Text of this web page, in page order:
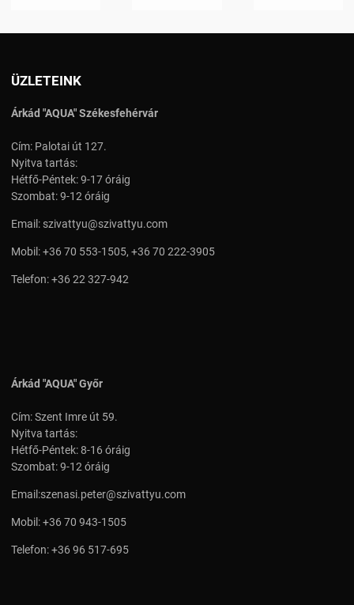
ÜZLETEINK
Árkád "AQUA" Székesfehérvár
Cím: Palotai út 127.
Nyitva tartás:
Hétfő-Péntek: 9-17 óráig
Szombat: 9-12 óráig
Email: szivattyu@szivattyu.com
Mobil:+36 70 553-1505, +36 70 222-3905
Telefon:+36 22 327-942
Árkád "AQUA" Győr
Cím: Szent Imre út 59.
Nyitva tartás:
Hétfő-Péntek: 8-16 óráig
Szombat: 9-12 óráig
Email:szenasi.peter@szivattyu.com
Mobil:+36 70 943-1505
Telefon:+36 96 517-695